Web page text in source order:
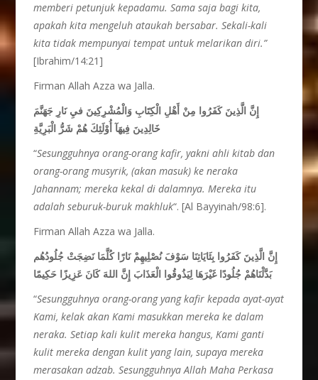
memberi petunjuk kepadamu. Sama saja bagi kita,
apakah kita mengeluh ataukah bersabar. Sekali-kali
kita tidak mempunyai tempat untuk melarikan diri.”
[Ibrahim/14:21]
Firman Allah Azza wa Jalla.
إِنَّ الَّذِينَ كَفَرُوا مِنْ أَهْلِ الْكِتَابِ وَالْمُشْرِكِينَ فيِ نَارِ جَهَنَّمَ
خَالِدِينَ فِيهَآ أُوْلَئِكَ هُمْ شَرُّ الْبَرِيَّةِ
“Sesungguhnya orang-orang kafir, yakni ahli kitab dan
orang-orang musyrik, (akan masuk) ke neraka
Jahannam; mereka kekal di dalamnya. Mereka itu
adalah seburuk-buruk makhluk“. [Al Bayyinah/98:6].
Firman Allah Azza wa Jalla.
إِنَّ الَّذِينَ كَفَرُوا بِئَايَاتِنَا سَوْفَ نُصْلِيهِمْ نَارًا كُلَّمَا نَضِجَتْ جُلُودُهُم
بَدَّلْنَاهُمْ جُلُودًا غَيْرَهَا لِيَذُوقُوا الْعَذَابَ إِنَّ اللهَ كَانَ عَزِيزًا حَكِيمًا
“Sesungguhnya orang-orang yang kafir kepada ayat-ayat
Kami, kelak akan Kami masukkan mereka ke dalam
neraka. Setiap kali kulit mereka hangus, Kami ganti
kulit mereka dengan kulit yang lain, supaya mereka
merasakan adzab. Sesungguhnya Allah Maha Perkasa